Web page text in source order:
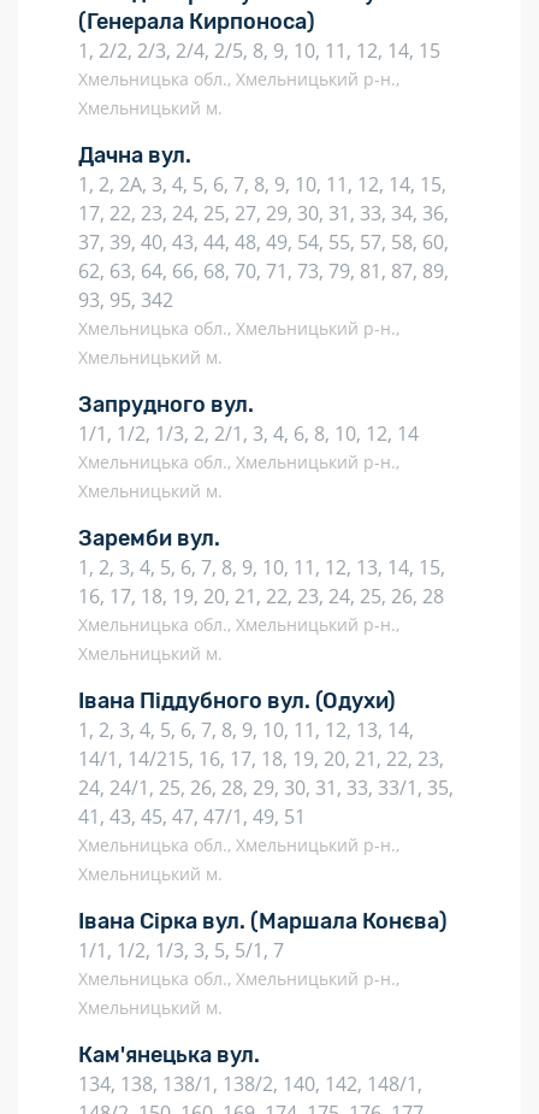
(Генерала Кирпоноса)
1, 2/2, 2/3, 2/4, 2/5, 8, 9, 10, 11, 12, 14, 15
Хмельницька обл., Хмельницький р-н.,
Хмельницький м.
Дачна вул.
1, 2, 2А, 3, 4, 5, 6, 7, 8, 9, 10, 11, 12, 14, 15,
17, 22, 23, 24, 25, 27, 29, 30, 31, 33, 34, 36,
37, 39, 40, 43, 44, 48, 49, 54, 55, 57, 58, 60,
62, 63, 64, 66, 68, 70, 71, 73, 79, 81, 87, 89,
93, 95, 342
Хмельницька обл., Хмельницький р-н.,
Хмельницький м.
Запрудного вул.
1/1, 1/2, 1/3, 2, 2/1, 3, 4, 6, 8, 10, 12, 14
Хмельницька обл., Хмельницький р-н.,
Хмельницький м.
Заремби вул.
1, 2, 3, 4, 5, 6, 7, 8, 9, 10, 11, 12, 13, 14, 15,
16, 17, 18, 19, 20, 21, 22, 23, 24, 25, 26, 28
Хмельницька обл., Хмельницький р-н.,
Хмельницький м.
Івана Піддубного вул. (Одухи)
1, 2, 3, 4, 5, 6, 7, 8, 9, 10, 11, 12, 13, 14,
14/1, 14/215, 16, 17, 18, 19, 20, 21, 22, 23,
24, 24/1, 25, 26, 28, 29, 30, 31, 33, 33/1, 35,
41, 43, 45, 47, 47/1, 49, 51
Хмельницька обл., Хмельницький р-н.,
Хмельницький м.
Івана Сірка вул. (Маршала Конєва)
1/1, 1/2, 1/3, 3, 5, 5/1, 7
Хмельницька обл., Хмельницький р-н.,
Хмельницький м.
Кам'янецька вул.
134, 138, 138/1, 138/2, 140, 142, 148/1,